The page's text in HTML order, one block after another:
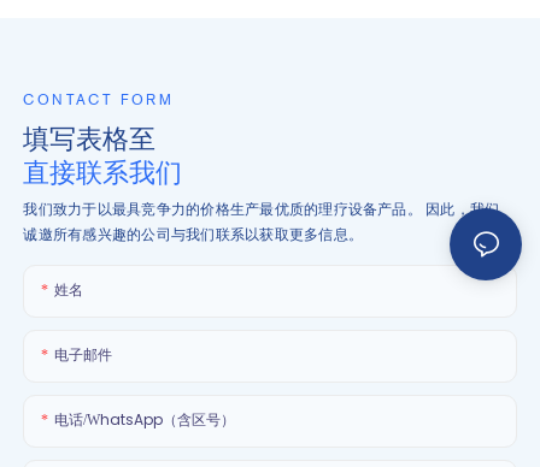
CONTACT FORM
填写表格至
直接联系我们
我们致力于以最具竞争力的价格生产最优质的理疗设备产品。 因此，我们
诚邀所有感兴趣的公司与我们联系以获取更多信息。
姓名
电子邮件
电话/WhatsApp（含区号）